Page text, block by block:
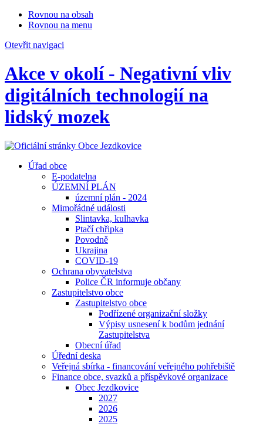
Rovnou na obsah
Rovnou na menu
Otevřit navigaci
Akce v okolí - Negativní vliv
digitálních technologií na
lidský mozek
Úřad obce
E-podatelna
ÚZEMNÍ PLÁN
územní plán - 2024
Mimořádné události
Slintavka, kulhavka
Ptačí chřipka
Povodně
Ukrajina
COVID-19
Ochrana obyvatelstva
Police ČR informuje občany
Zastupitelstvo obce
Zastupitelstvo obce
Podřízené organizační složky
Výpisy usnesení k bodům jednání
Zastupitelstva
Obecní úřad
Úřední deska
Veřejná sbírka - financování veřejného pohřebiště
Finance obce, svazků a příspěvkové organizace
Obec Jezdkovice
2027
2026
2025